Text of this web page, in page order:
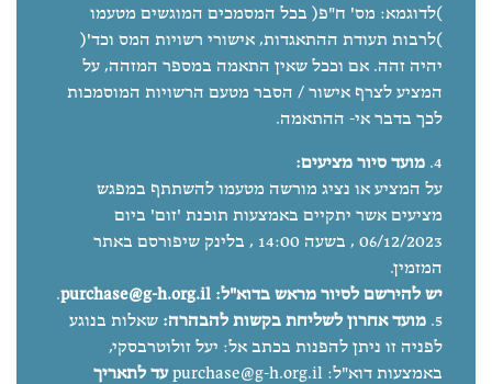
)לדוגמא: מס' ח"פ( בכל המסמכים המוגשים מטעמו
)לרבות תעודת ההתאגדות, אישורי רשויות המס וכד'(
יהיה זהה. אם וככל שאין התאמה במספר המזהה, על
המציע לצרף אישור / הסבר מטעם הרשויות המוסמכות
לכך בדבר אי- ההתאמה.
מועד סיור מציעים:
על המציע או נציג מורשה מטעמו להשתתף במפגש
מציעים אשר יתקיים באמצעות תוכנת 'זום' ביום
06/12/2023 , בשעה 14:00 , בלינק שיפורסם באתר
המזמין.
יש להירשם לסיור מראש בדוא"ל: purchase@g-h.org.il
.
מועד אחרון לשליחת בקשות להבהרה: שאלות בנוגע
לפניה זו ניתן להפנות בכתב אל: יעל זולוטרבסקי,
באמצעות דוא"ל: purchase@g-h.org.il עד לתאריך